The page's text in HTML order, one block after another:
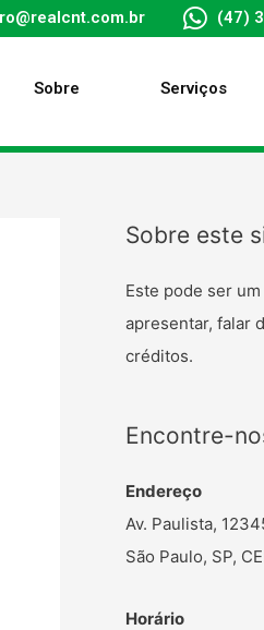
(47)
Sobre Serviços
Sobre este
Este pode ser
apresentar, falar
créditos.
Encontre-
Endereço
Av. Paulista,
São Paulo, SP,
Horário